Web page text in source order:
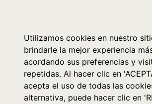
Utilizamos cookies en nuestro
brindarle la mejor experiencia
acordando sus preferencias y
repetidas. Al hacer clic en
acepta el uso de todas las
alternativa, puede hacer clic en